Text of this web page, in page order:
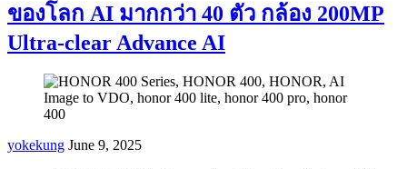
ของโลก AI มากกว่า 40 ตัว กล้อง 200MP
Ultra-clear Advance AI
yokekung June 9, 2025